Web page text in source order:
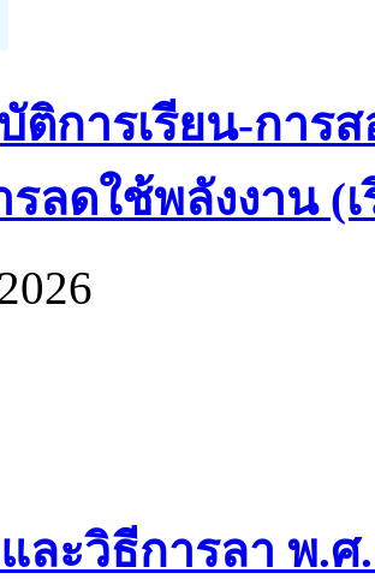
ติการเรียน-การ
ลดใช้พลังงาน (เ
ละวิธีการลา พ.ศ.